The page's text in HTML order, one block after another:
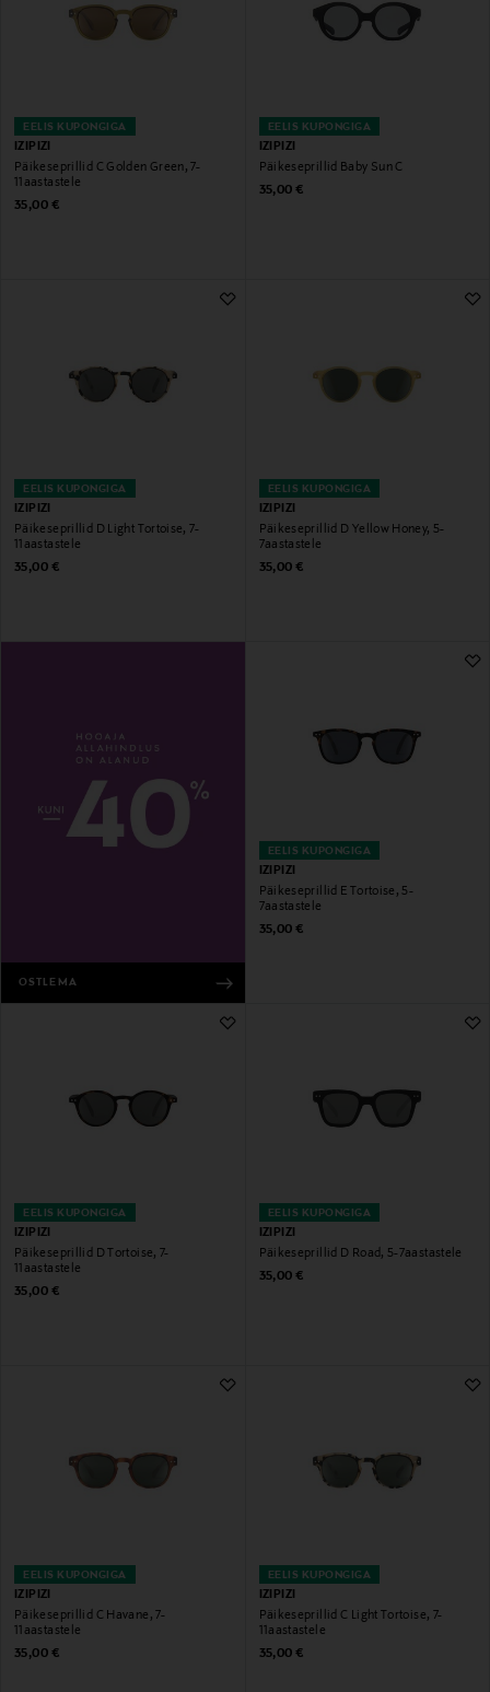
EELIS KUPONGIGA
IZIPIZI
Päikeseprillid C Golden Green, 7-
11aastastele
Original Price
35,00 €
EELIS KUPONGIGA
IZIPIZI
Päikeseprillid Baby Sun C
Original Price
35,00 €
EELIS KUPONGIGA
IZIPIZI
Päikeseprillid D Light Tortoise, 7-
11aastastele
Original Price
35,00 €
EELIS KUPONGIGA
IZIPIZI
Päikeseprillid D Yellow Honey, 5-
7aastastele
Original Price
35,00 €
OSTLEMA
EELIS KUPONGIGA
IZIPIZI
Päikeseprillid E Tortoise, 5-
7aastastele
Original Price
35,00 €
EELIS KUPONGIGA
IZIPIZI
Päikeseprillid D Tortoise, 7-
11aastastele
Original Price
35,00 €
EELIS KUPONGIGA
IZIPIZI
Päikeseprillid D Road, 5-7aastastele
Original Price
35,00 €
EELIS KUPONGIGA
IZIPIZI
Päikeseprillid C Havane, 7-
11aastastele
Original Price
35,00 €
EELIS KUPONGIGA
IZIPIZI
Päikeseprillid C Light Tortoise, 7-
11aastastele
Original Price
35,00 €